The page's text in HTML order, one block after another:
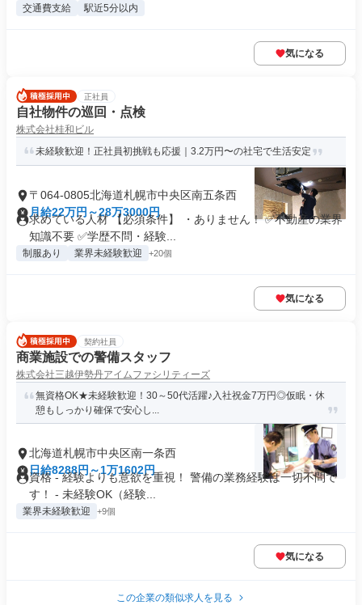
交通費支給 駅近5分以内
気になる
正社員
自社物件の巡回・点検
株式会社桂和ビル
未経験歓迎！正社員初挑戦も応援｜3.2万円〜の社宅で生活安定
〒064-0805北海道札幌市中央区南五条西
月給22万円～28万3000円
求めている人材 【必須条件】 ・ありません！ ✅不動産の業界
知識不要 ✅学歴不問・経験...
制服あり 業界未経験歓迎 +20個
気になる
契約社員
商業施設での警備スタッフ
株式会社三越伊勢丹アイムファシリティーズ
無資格OK★未経験歓迎！30～50代活躍♪入社祝金7万円◎仮眠・休
憩もしっかり確保で安心し...
北海道札幌市中央区南一条西
日給8288円～1万1602円
資格 - 経験よりも意欲を重視！ 警備の業務経験は一切不問で
す！ - 未経験OK（経験...
業界未経験歓迎 +9個
気になる
この企業の類似求人を見る